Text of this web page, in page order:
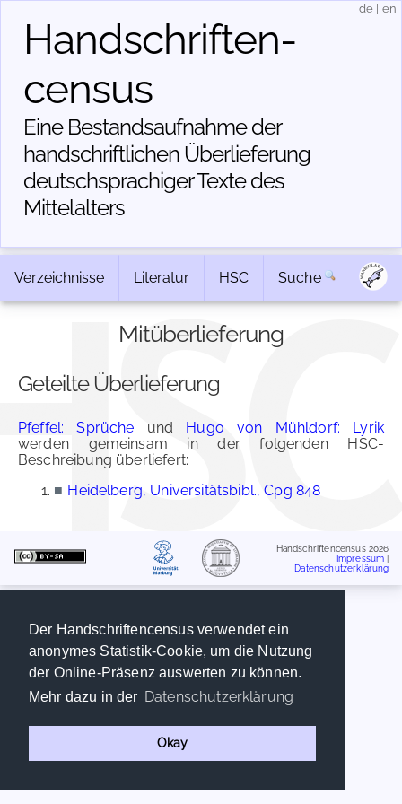
Der Handschriftencensus verwendet ein
anonymes Statistik-Cookie, um die Nutzung
der Online-Präsenz auswerten zu können.
Mehr dazu in der Datenschutzerklärung
Okay
Handschriften­
census
Eine Bestandsaufnahme der
handschriftlichen Über­lieferung
deutschsprachiger Texte des
Mittelalters
de en
Verzeichnisse Literatur HSC Suche
Mitüberlieferung
Geteilte Überlieferung
Pfeffel: Sprüche und Hugo von Mühldorf: Lyrik
werden gemeinsam in der folgenden HSC-
Beschreibung überliefert:
■ Heidelberg, Universitätsbibl., Cpg 848
Handschriftencensus 2026
Impressum
Datenschutzerklärung